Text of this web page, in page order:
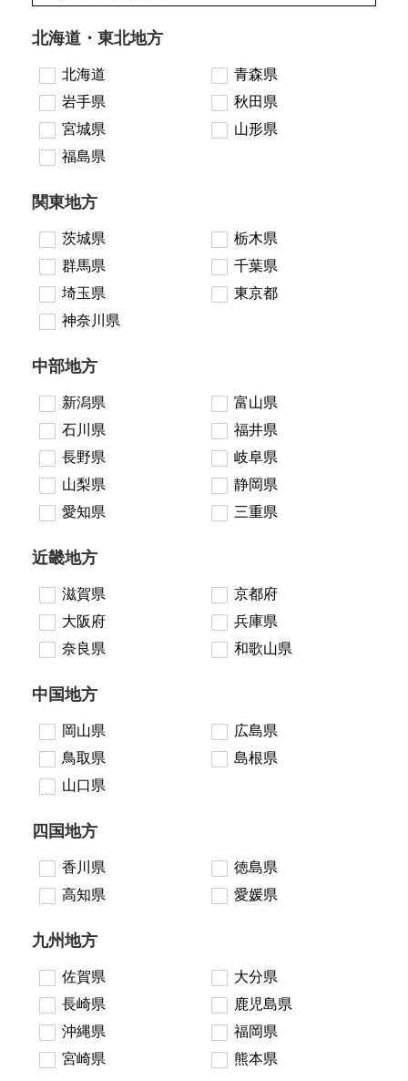
北海道・東北地方
北海道
青森県
岩手県
秋田県
宮城県
山形県
福島県
関東地方
茨城県
栃木県
群馬県
千葉県
埼玉県
東京都
神奈川県
中部地方
新潟県
富山県
石川県
福井県
長野県
岐阜県
山梨県
静岡県
愛知県
三重県
近畿地方
滋賀県
京都府
大阪府
兵庫県
奈良県
和歌山県
中国地方
岡山県
広島県
鳥取県
島根県
山口県
四国地方
香川県
徳島県
高知県
愛媛県
九州地方
佐賀県
大分県
長崎県
鹿児島県
沖縄県
福岡県
宮崎県
熊本県